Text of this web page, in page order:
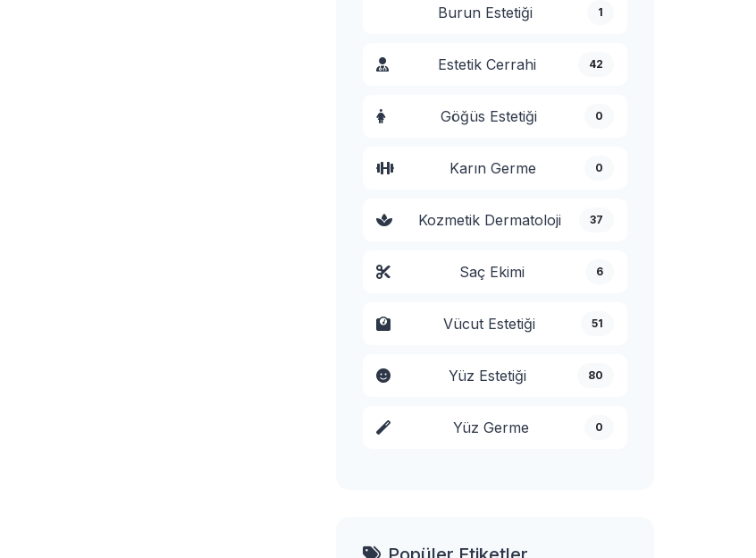
Burun Estetiği 1
Estetik Cerrahi 42
Göğüs Estetiği 0
Karın Germe 0
Kozmetik Dermatoloji 37
Saç Ekimi 6
Vücut Estetiği 51
Yüz Estetiği 80
Yüz Germe 0